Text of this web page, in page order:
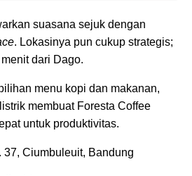
suasana sejuk dengan
. Lokasinya pun cukup strategis;
dari Dago.
menu kopi dan makanan,
membuat Foresta Coffee
untuk produktivitas.
37, Ciumbuleuit, Bandung